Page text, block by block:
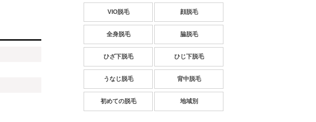
VIO脱毛 顔脱毛
全身脱毛 脇脱毛
ひざ下脱毛 ひじ下脱毛
うなじ脱毛 背中脱毛
初めての脱毛 地域別